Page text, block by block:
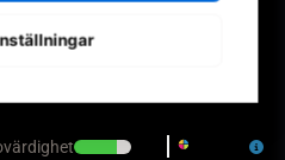
Skapa konto